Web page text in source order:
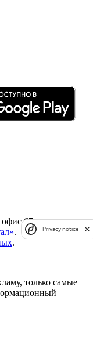
67.
.
.
только самые
Privacy notice